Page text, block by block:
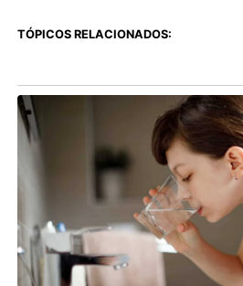
TÓPICOS RELACIONADOS: